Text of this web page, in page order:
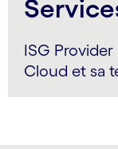
ISG
Cloud et sa